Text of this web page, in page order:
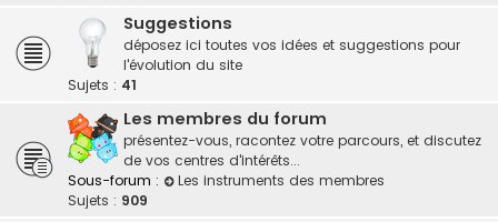
Suggestions
déposez ici toutes vos idées et suggestions pour
l'évolution du site
Sujets : 41
Les membres du forum
présentez-vous, racontez votre parcours, et discutez
de vos centres d'intérêts...
Sous-forum :
Les instruments des membres
Sujets : 909